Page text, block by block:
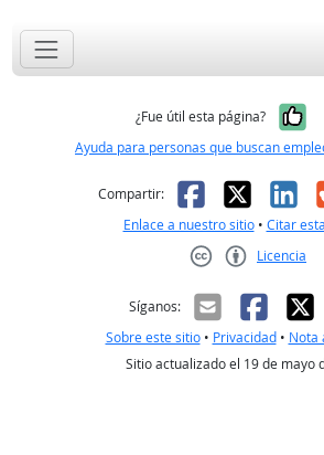
¿Fue útil esta página? Sí,
Ayuda para personas que buscan
Compartir: Facebook
X
Enlace a nuestro sitio• Citar
Licencia
Síganos:
Sobre este sitio• Privacidad• Nota
Sitio actualizado el 19 de mayo